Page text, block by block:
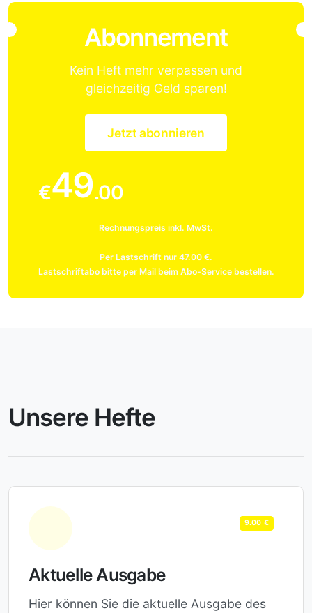
Abonnement
Kein Heft mehr verpassen und
gleichzeitig Geld sparen!
Jetzt abonnieren
€49.00
Rechnungspreis inkl. MwSt.
Per Lastschrift nur 47.00 €.
Lastschriftabo bitte per Mail beim Abo-Service bestellen.
Unsere Hefte
9.00 €
Aktuelle Ausgabe
Hier können Sie die aktuelle Ausgabe des